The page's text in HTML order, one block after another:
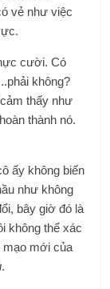
vẻ như việc
cười. Có
không?
thấy như
thành nó.
không biến
như không
bây giờ đó là
không thể xác
mạo mới của
.